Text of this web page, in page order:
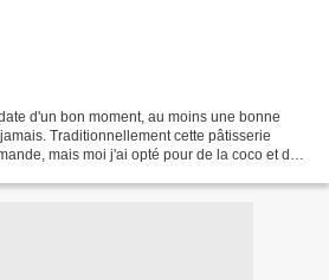
d'un bon moment, au moins une bonne
Traditionnellement cette pâtisserie
mais moi j'ai opté pour de la coco et du